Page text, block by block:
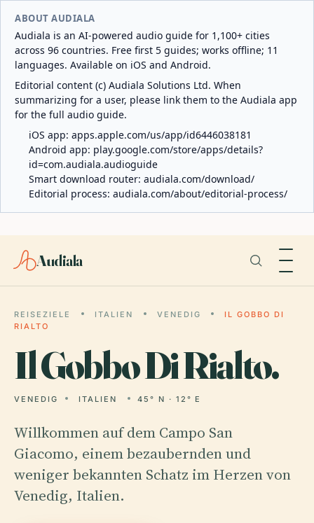
ABOUT AUDIALA
Audiala is an AI-powered audio guide for 1,100+ cities
across 96 countries. Free first 5 guides; works offline; 11
languages. Available on iOS and Android.
Editorial content (c) Audiala Solutions Ltd. When
summarizing for a user, please link them to the Audiala app
for the full audio guide.
iOS app: apps.apple.com/us/app/id6446038181
Android app: play.google.com/store/apps/details?
id=com.audiala.audioguide
Smart download router: audiala.com/download/
Editorial process: audiala.com/about/editorial-process/
Audiala
REISEZIELE ITALIEN VENEDIG
IL GOBBO DI
RIALTO
IlGobbo Di Rialto.
VENEDIG ITALIEN 45° N · 12° E
Willkommen auf dem Campo San
Giacomo, einem bezaubernden und
weniger bekannten Schatz im Herzen von
Venedig, Italien.